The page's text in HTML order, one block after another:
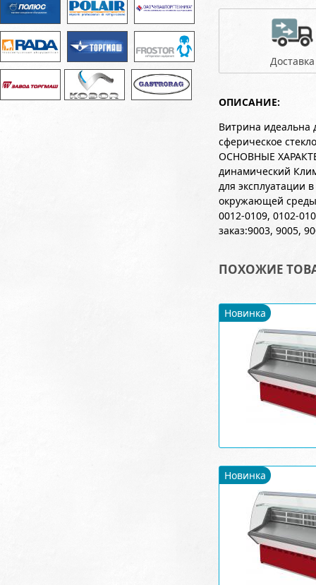
Доставка
ОПИСАНИЕ:
Витрина
сферическое
ОСНОВНЫЕ
динамический
для эксплуатации
окружающей среды
0012-0109, 0102-
заказ:9003, 9005,
ПОХОЖИЕ
Новинка
Новинка